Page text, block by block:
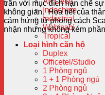
Indochine
Industrial
Wabisabi
Tropical
Loại hình căn hộ
Duplex
Officetel/Studio
1 Phòng ngủ
1 + 1 Phòng ngủ
2 Phòng ngủ
trần với mục đích hạn chế
không gian. Họa tiết của
cảm hứng từ phong cách
nhặn nhưng không kém